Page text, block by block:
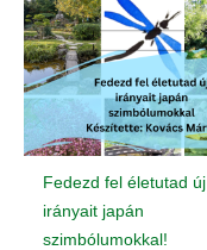
Fedezd fel életutad új
irányait japán
szimbólumokkal!